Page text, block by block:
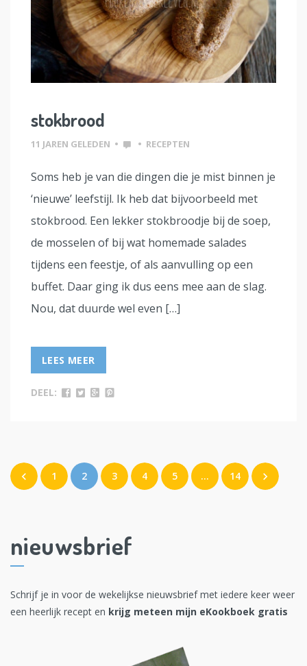
stokbrood
11 JAREN GELEDEN • • RECEPTEN
Soms heb je van die dingen die je mist binnen je
‘nieuwe’ leefstijl. Ik heb dat bijvoorbeeld met
stokbrood. Een lekker stokbroodje bij de soep,
de mosselen of bij wat homemade salades
tijdens een feestje, of als aanvulling op een
buffet. Daar ging ik dus eens mee aan de slag.
Nou, dat duurde wel even […]
LEES MEER
DEEL:
1 2 3 4 5 … 14
nieuwsbrief
Schrijf je in voor de wekelijkse nieuwsbrief met iedere keer weer
een heerlijk recept en krijg meteen mijn eKookboek gratis